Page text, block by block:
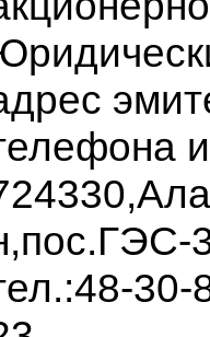
форма :
адрес